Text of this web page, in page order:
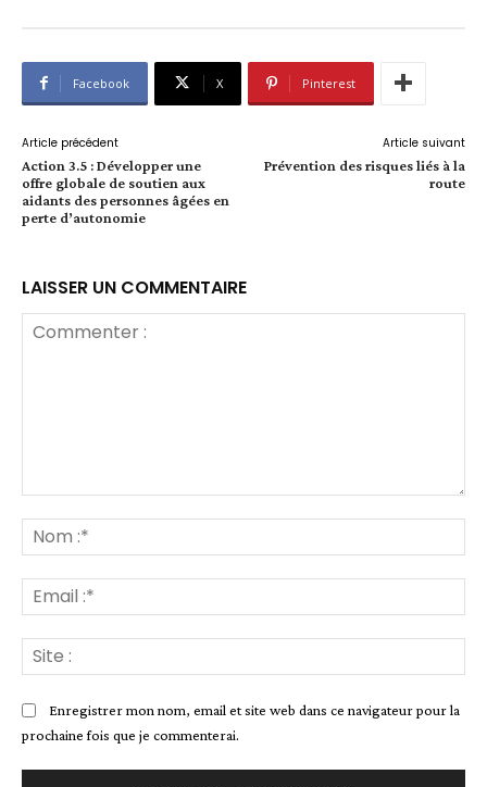
Facebook X Pinterest
Article précédent
Action 3.5 : Développer une
offre globale de soutien aux
aidants des personnes âgées en
perte d’autonomie
Article suivant
Prévention des risques liés à la
route
LAISSER UN COMMENTAIRE
:*
:*
:
Enregistrer mon nom, email et site web dans ce navigateur pour la
prochaine fois que je commenterai.